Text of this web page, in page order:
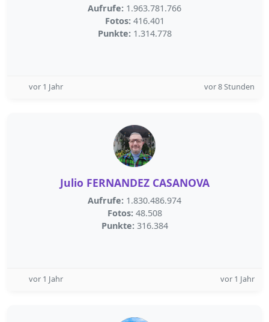
Aufrufe: 1.963.781.766
Fotos: 416.401
Punkte: 1.314.778
vor 1 Jahr vor 8 Stunden
Julio FERNANDEZ CASANOVA
Aufrufe: 1.830.486.974
Fotos: 48.508
Punkte: 316.384
vor 1 Jahr vor 1 Jahr